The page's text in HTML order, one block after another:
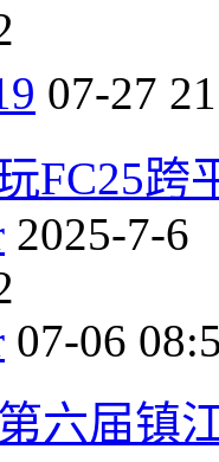
07-27
FC25跨
2025-7-6
07-06
六届镇